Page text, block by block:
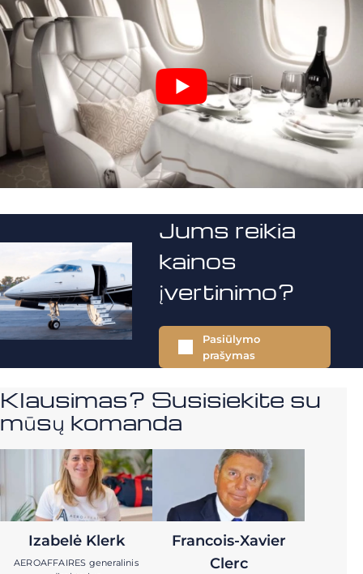
Jums reikia
kainos
įvertinimo?
Pasiūlymo
prašymas
Klausimas? Susisiekite su
mūsų komanda
Izabelė Klerk
AEROAFFAIRES generalinis
Francois-Xavier
Clerc